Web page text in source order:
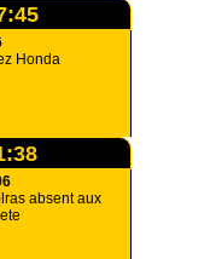
Honda
absent aux